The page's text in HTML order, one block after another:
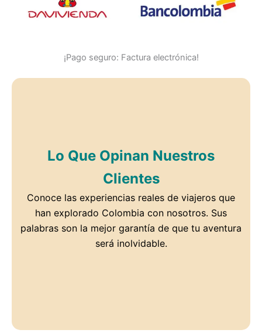
¡Pago seguro: Factura electrónica!
Lo Que Opinan Nuestros
Clientes
Conoce las experiencias reales de viajeros que
han explorado Colombia con nosotros. Sus
palabras son la mejor garantía de que tu aventura
será inolvidable.